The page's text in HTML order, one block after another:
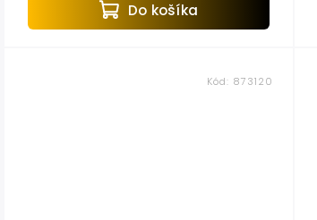
Do košíka
Kód: 873120